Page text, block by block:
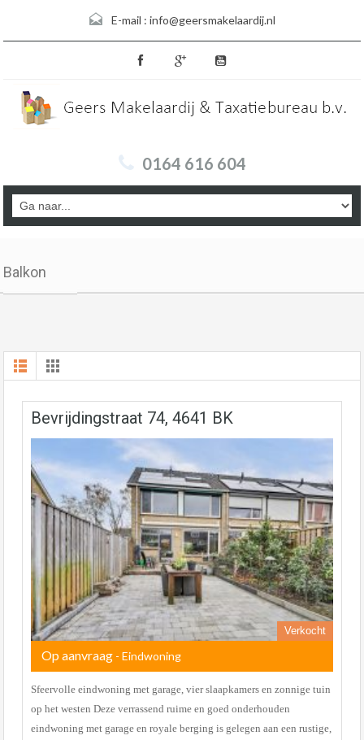
E-mail : info@geersmakelaardij.nl
0164 616 604
Balkon
Bevrijdingstraat 74, 4641 BK
Verkocht
Op aanvraag - Eindwoning
Sfeervolle eindwoning met garage, vier slaapkamers en zonnige tuin
op het westen Deze verrassend ruime en goed onderhouden
eindwoning met garage en royale berging is gelegen aan een rustige,